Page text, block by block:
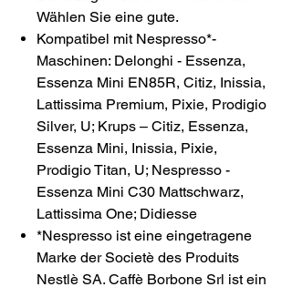
Wählen Sie eine gute.
Kompatibel mit Nespresso*-
Maschinen: Delonghi - Essenza,
Essenza Mini EN85R, Citiz, Inissia,
Lattissima Premium, Pixie, Prodigio
Silver, U; Krups – Citiz, Essenza,
Essenza Mini, Inissia, Pixie,
Prodigio Titan, U; Nespresso -
Essenza Mini C30 Mattschwarz,
Lattissima One; Didiesse
*Nespresso ist eine eingetragene
Marke der Societè des Produits
Nestlè SA. Caffè Borbone Srl ist ein